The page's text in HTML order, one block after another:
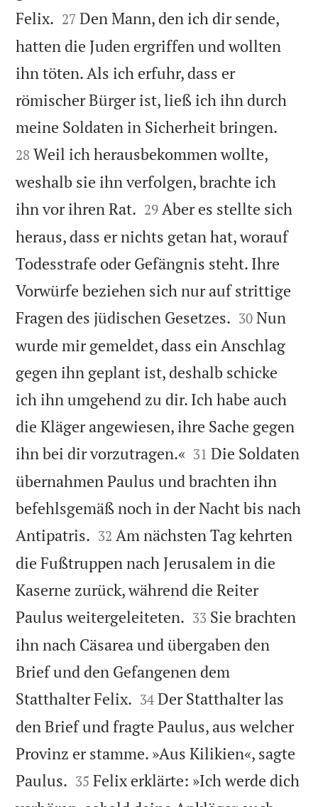
Felix. 

27 Den Mann, den ich dir sende,
hatten die Juden ergriffen und wollten
ihn töten. Als ich erfuhr, dass er
römischer Bürger ist, ließ ich ihn durch
meine Soldaten in Sicherheit bringen.
28 Weil ich herausbekommen wollte,
weshalb sie ihn verfolgen, brachte ich
ihn vor ihren Rat. 

29 Aber es stellte sich
heraus, dass er nichts getan hat, worauf
Todesstrafe oder Gefängnis steht. Ihre
Vorwürfe beziehen sich nur auf strittige
Fragen des jüdischen Gesetzes. 

30 Nun
wurde mir gemeldet, dass ein Anschlag
gegen ihn geplant ist, deshalb schicke
ich ihn umgehend zu dir. Ich habe auch
die Kläger angewiesen, ihre Sache gegen
ihn bei dir vorzutragen.« 

31 Die Soldaten
übernahmen Paulus und brachten ihn
befehlsgemäß noch in der Nacht bis nach
Antipatris. 

32 Am nächsten Tag kehrten
die Fußtruppen nach Jerusalem in die
Kaserne zurück, während die Reiter
Paulus weitergeleiteten. 

33 Sie brachten
ihn nach Cäsarea und übergaben den
Brief und den Gefangenen dem
Statthalter Felix. 

34 Der Statthalter las
den Brief und fragte Paulus, aus welcher
Provinz er stamme. »Aus Kilikien«, sagte
Paulus. 

35 Felix erklärte: »Ich werde dich